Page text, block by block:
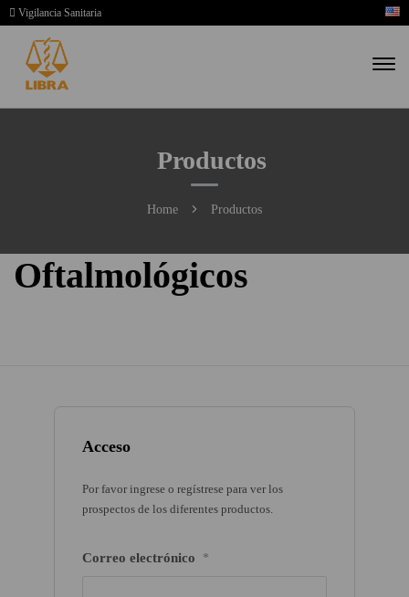
Vigilancia Sanitaria
Productos
Home Productos
Acceso
Por favor ingrese o regístrese para ver los
prospectos de los diferentes productos.
Correo electrónico *
Oftalmológicos